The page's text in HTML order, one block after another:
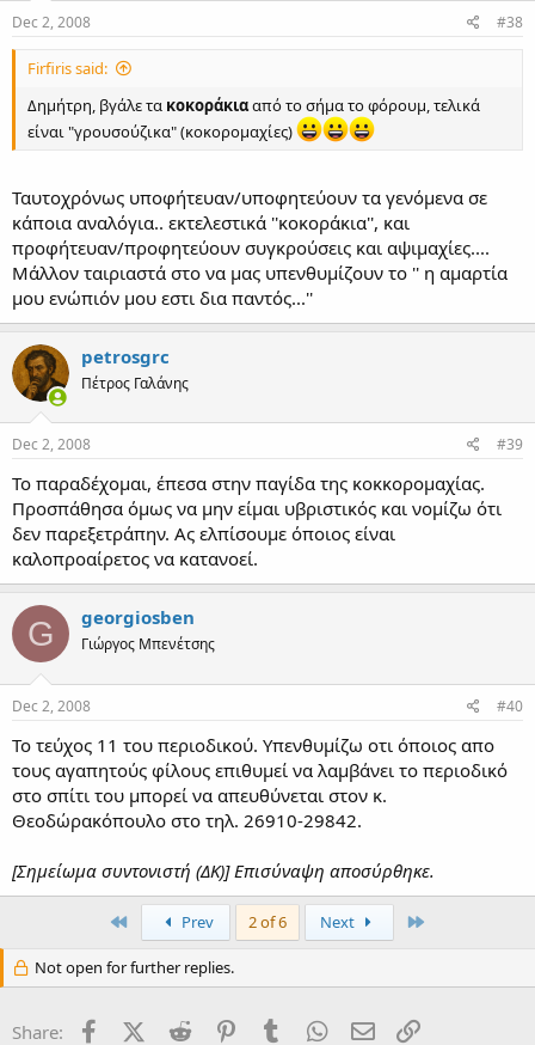
Dec 2, 2008 #38
Firfiris said:
Δημήτρη, βγάλε τα κοκοράκιααπό το σήμα το φόρουμ, τελικά
είναι "γρουσούζικα" (κοκορομαχίες)
Ταυτοχρόνως υποφήτευαν/υποφητεύουν τα γενόμενα σε
κάποια αναλόγια.. εκτελεστικά ''κοκοράκια'', και
προφήτευαν/προφητεύουν συγκρούσεις και αψιμαχίες....
Μάλλον ταιριαστά στο να μας υπενθυμίζουν το '' η αμαρτία
μου ενώπιόν μου εστι δια παντός...''
petrosgrc
Πέτρος Γαλάνης
Dec 2, 2008 #39
Το παραδέχομαι, έπεσα στην παγίδα της κοκκορομαχίας.
Προσπάθησα όμως να μην είμαι υβριστικός και νομίζω ότι
δεν παρεξετράπην. Ας ελπίσουμε όποιος είναι
καλοπροαίρετος να κατανοεί.
G georgiosben
Γιώργος Μπενέτσης
Dec 2, 2008 #40
Το τεύχος 11 του περιοδικού. Υπενθυμίζω οτι όποιος απο
τους αγαπητούς φίλους επιθυμεί να λαμβάνει το περιοδικό
στο σπίτι του μπορεί να απευθύνεται στον κ.
Θεοδώρακόπουλο στο τηλ. 26910-29842.
[Σημείωμα συντονιστή (ΔΚ)] Επισύναψη αποσύρθηκε.
Prev 2 of 6 Next
Not open for further replies.
Share: FacebookX (Twitter)
Reddit PinterestTumblr WhatsApp
Email